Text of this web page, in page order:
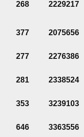
268 2229217
377 2075656
277 2276386
281 2338524
353 3239103
646 3363556